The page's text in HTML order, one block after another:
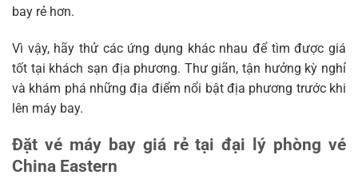
bay rẻ hơn.
Vì vậy, hãy thử các ứng dụng khác nhau để tìm được giá
tốt tại khách sạn địa phương. Thư giãn, tận hưởng kỳ nghỉ
và khám phá những địa điểm nổi bật địa phương trước khi
lên máy bay.
Đặt vé máy bay giá rẻ tại đại lý phòng vé
China Eastern